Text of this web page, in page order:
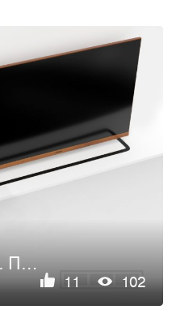
Телевизор «Рубин». Переосмысление.
11 102